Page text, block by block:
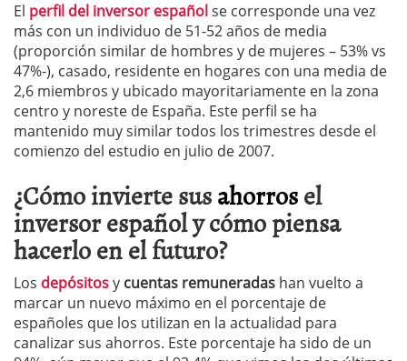
El perfil del inversor españolse corresponde una vez
más con un individuo de 51-52 años de media
(proporción similar de hombres y de mujeres – 53% vs
47%-), casado, residente en hogares con una media de
2,6 miembros y ubicado mayoritariamente en la zona
centro y noreste de España. Este perfil se ha
mantenido muy similar todos los trimestres desde el
comienzo del estudio en julio de 2007.
¿Cómo invierte susahorrosel
inversor español y cómo piensa
hacerlo en el futuro?
Los depósitosy cuentas remuneradas han vuelto a
marcar un nuevo máximo en el porcentaje de
españoles que los utilizan en la actualidad para
canalizar sus ahorros. Este porcentaje ha sido de un